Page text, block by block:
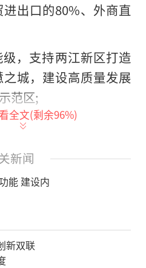
出口的80%、外商直
，支持两江新区打造
城，建设高质量发展
范区;
设内陆开放门户，打造
重点战略项目、试点
进出口商品集散中
区和跨境电商综合试
全文(剩余96%)
新闻
能 建设内
新双联